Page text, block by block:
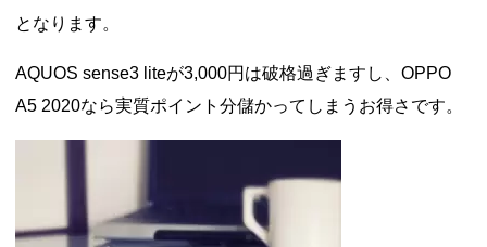
となります。
AQUOS sense3 liteが3,000円は破格過ぎますし、OPPO
A5 2020なら実質ポイント分儲かってしまうお得さです。